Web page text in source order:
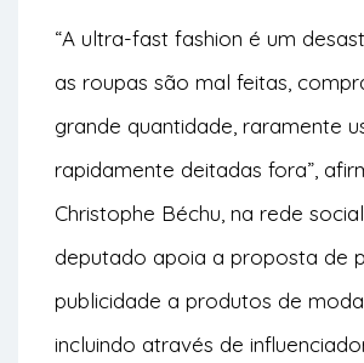
“A ultra-fast fashion é um
as roupas são mal feitas,
grande quantidade, raramente
rapidamente deitadas fora”,
Christophe Béchu, na rede
deputado apoia a proposta de
publicidade a produtos de
incluindo através de